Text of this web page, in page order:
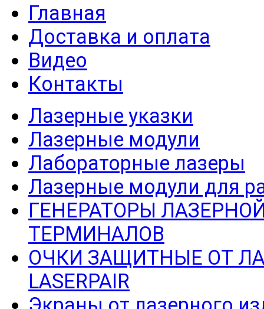
Главная
Доставка и оплата
Видео
Контакты
Лазерные указки
Лазерные модули
Лабораторные лазеры
Лазерные модули для
ГЕНЕРАТОРЫ
ТЕРМИНАЛОВ
ОЧКИ ЗАЩИТНЫЕ ОТ
LASERPAIR